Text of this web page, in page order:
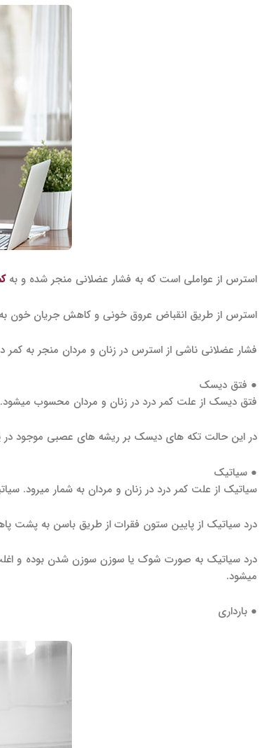
استرس از عواملی است که به فشار عضلانی منجر شده و به
استرس از طریق انقباض عروق خونی و کاهش جریان خون
فشار عضلانی ناشی از استرس در زنان و مردان منجر به
● فتق دیسک
فتق دیسک از علت کمر درد در زنان و مردان محسوب
در این حالت تکه های دیسک بر ریشه های عصبی موجود در
● سیاتیک
سیاتیک از علت کمر درد در زنان و مردان به شمار
درد سیاتیک از پایین ستون فقرات از طریق باسن به پشت
درد سیاتیک به صورت شوک یا سوزن سوزن شدن بوده و
می­شود.
● بارداری